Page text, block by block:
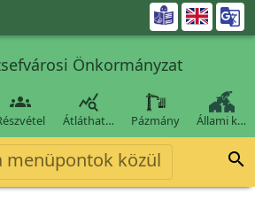

Önkormányzat
 
Átláthat… Pázmány Állami k…
menüpontok közül 